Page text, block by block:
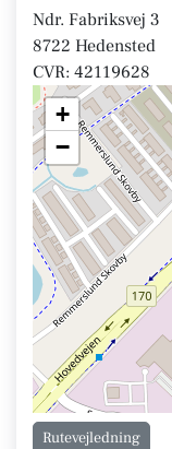
Ndr. Fabriksvej 3
8722 Hedensted
CVR: 42119628
+
−
Rutevejledning